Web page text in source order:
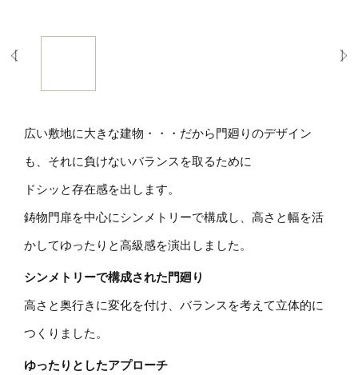
広い敷地に大きな建物・・・だから門廻りのデザイン
も、それに負けないバランスを取るために
ドシッと存在感を出します。
鋳物門扉を中心にシンメトリーで構成し、高さと幅を活
かしてゆったりと高級感を演出しました。
シンメトリーで構成された門廻り
高さと奥行きに変化を付け、バランスを考えて立体的に
つくりました。
ゆったりとしたアプローチ